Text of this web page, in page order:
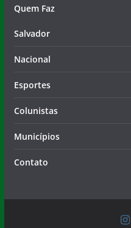
Quem Faz
Salvador
Nacional
Esportes
Colunistas
Municípios
Contato